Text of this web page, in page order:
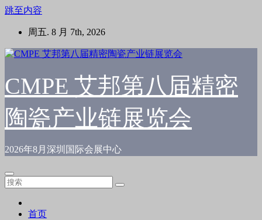
跳至内容
周五. 8 月 7th, 2026
CMPE 艾邦第八届精密
陶瓷产业链展览会
2026年8月深圳国际会展中心
首页